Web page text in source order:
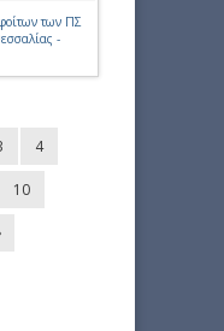
των ΠΣ
-
4
10